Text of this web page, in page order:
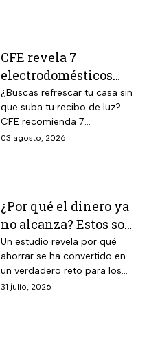
CFE revela 7
electrodomésticos
para combatir el calor
sin que se dispare tu
recibo de luz
¿Buscas refrescar tu casa sin
que suba tu recibo de luz?
CFE recomienda 7
electrodomésticos eficientes
03 agosto, 2026
¿Por qué el dinero ya
no alcanza? Estos son
los gastos que más
impactan a los
mexicanos
Un estudio revela por qué
ahorrar se ha convertido en
un verdadero reto para los
mexicanos.
31 julio, 2026